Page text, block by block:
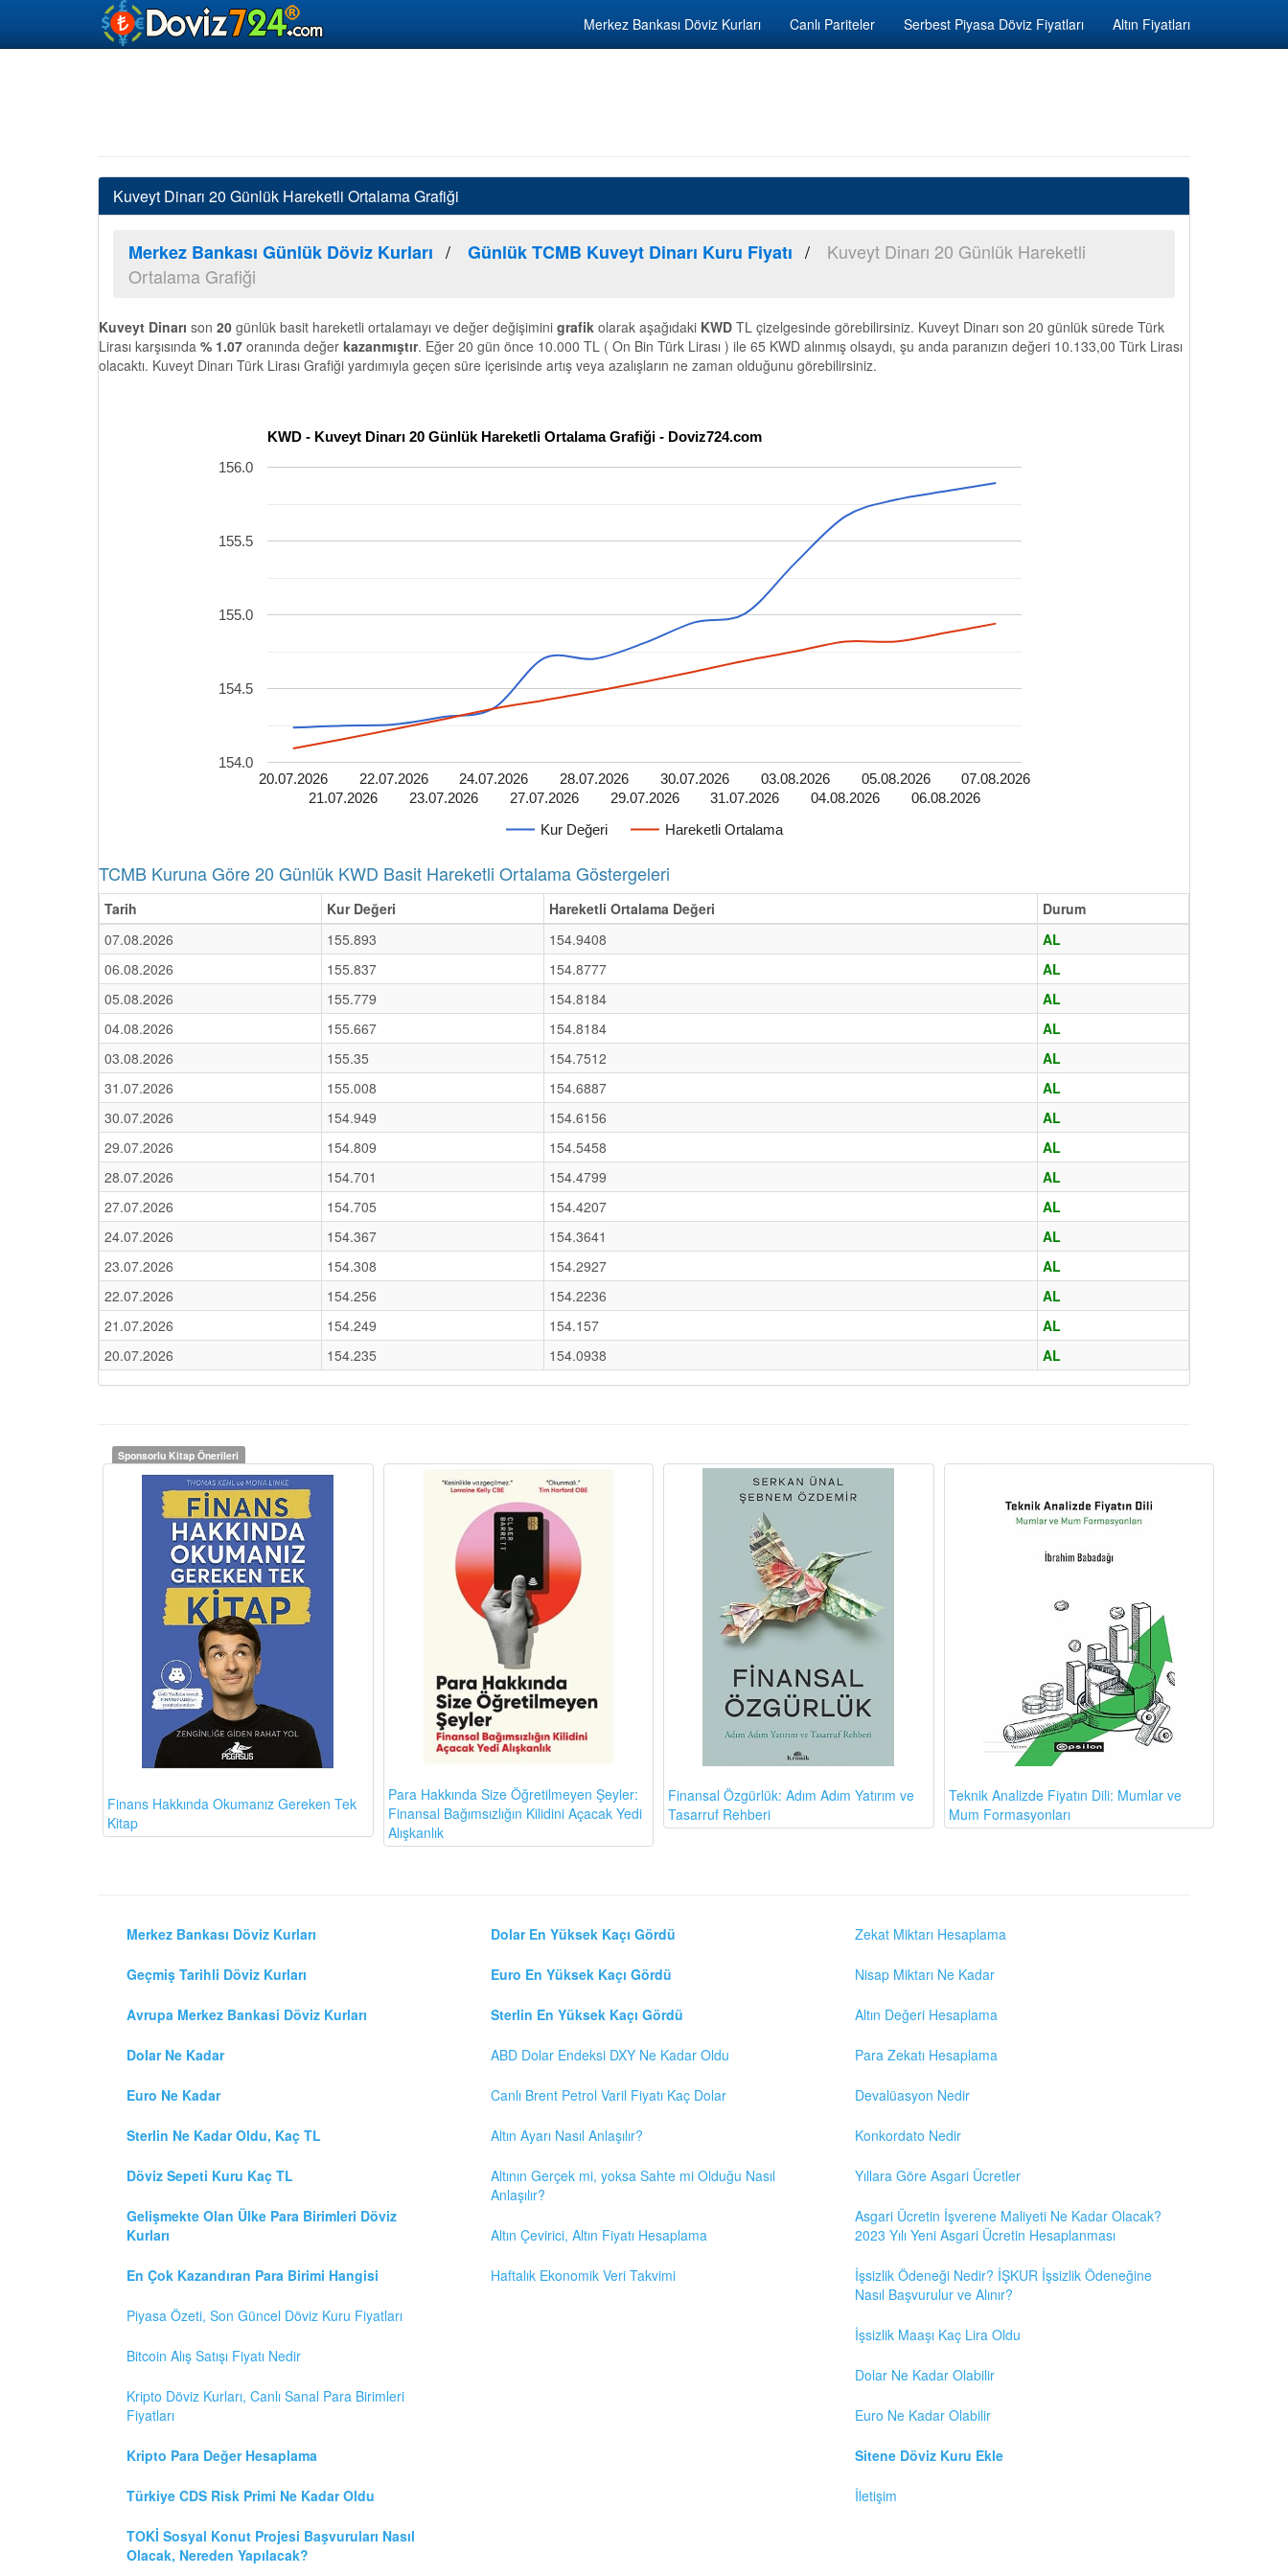
Merkez Bankası Döviz Kurları Canlı Pariteler Serbest Piyasa Döviz Fiyatları Altın Fiyatları
Kuveyt Dinarı 20 Günlük Hareketli Ortalama Grafiği
Merkez Bankası Günlük Döviz Kurları Günlük TCMB Kuveyt Dinarı Kuru Fiyatı
Kuveyt Dinarı 20 Günlük Hareketli
Ortalama Grafiği
Kuveyt Dinarı son 20 günlük basit hareketli ortalamayı ve değer değişimini grafik olarak aşağıdaki KWD TL çizelgesinde görebilirsiniz. Kuveyt Dinarı son 20 günlük sürede Türk
Lirası karşısında % 1.07 oranında değer kazanmıştır. Eğer 20 gün önce 10.000 TL ( On Bin Türk Lirası ) ile 65 KWD alınmış olsaydı, şu anda paranızın değeri 10.133,00 Türk Lirası
olacaktı. Kuveyt Dinarı Türk Lirası Grafiği yardımıyla geçen süre içerisinde artış veya azalışların ne zaman olduğunu görebilirsiniz.
KWD - Kuveyt Dinarı 20 Günlük Hareketli Ortalama Grafiği - Doviz724.com
Kur Değeri Hareketli Ortalama
20.07.2026
21.07.2026
22.07.2026
23.07.2026
24.07.2026
27.07.2026
28.07.2026
29.07.2026
30.07.2026
31.07.2026
03.08.2026
04.08.2026
05.08.2026
06.08.2026
07.08.2026
154.0
154.5
155.0
155.5
156.0
TCMB Kuruna Göre 20 Günlük KWD Basit Hareketli Ortalama Göstergeleri
Tarih Kur Değeri Hareketli Ortalama Değeri
Durum
07.08.2026
155.893 154.9408
AL
06.08.2026
155.837 154.8777
AL
05.08.2026
155.779 154.8184
AL
04.08.2026
155.667 154.8184
AL
03.08.2026
155.35 154.7512
AL
31.07.2026
155.008 154.6887
AL
30.07.2026
154.949 154.6156
AL
29.07.2026
154.809 154.5458
AL
28.07.2026
154.701 154.4799
AL
27.07.2026
154.705 154.4207
AL
24.07.2026
154.367 154.3641
AL
23.07.2026
154.308 154.2927
AL
22.07.2026
154.256 154.2236
AL
21.07.2026
154.249 154.157
AL
20.07.2026
154.235 154.0938 AL
Sponsorlu Kitap Önerileri
Finans Hakkında Okumanız Gereken Tek
Kitap
Para Hakkında Size Öğretilmeyen Şeyler:
Finansal Bağımsızlığın Kilidini Açacak Yedi
Alışkanlık
Finansal Özgürlük: Adım Adım Yatırım ve
Tasarruf Rehberi
Teknik Analizde Fiyatın Dili: Mumlar ve
Mum Formasyonları
Merkez Bankası Döviz Kurları
Geçmiş Tarihli Döviz Kurları
Avrupa Merkez Bankasi Döviz Kurları
Dolar Ne Kadar
Euro Ne Kadar
Sterlin Ne Kadar Oldu, Kaç TL
Döviz Sepeti Kuru Kaç TL
Gelişmekte Olan Ülke Para Birimleri Döviz
Kurları
En Çok Kazandıran Para Birimi Hangisi
Piyasa Özeti, Son Güncel Döviz Kuru Fiyatları
Bitcoin Alış Satışı Fiyatı Nedir
Kripto Döviz Kurları, Canlı Sanal Para Birimleri
Fiyatları
Kripto Para Değer Hesaplama
Türkiye CDS Risk Primi Ne Kadar Oldu
TOKİ Sosyal Konut Projesi Başvuruları Nasıl
Olacak, Nereden Yapılacak?
Dolar En Yüksek Kaçı Gördü
Euro En Yüksek Kaçı Gördü
Sterlin En Yüksek Kaçı Gördü
ABD Dolar Endeksi DXY Ne Kadar Oldu
Canlı Brent Petrol Varil Fiyatı Kaç Dolar
Altın Ayarı Nasıl Anlaşılır?
Altının Gerçek mi, yoksa Sahte mi Olduğu Nasıl
Anlaşılır?
Altın Çevirici, Altın Fiyatı Hesaplama
Haftalık Ekonomik Veri Takvimi
Zekat Miktarı Hesaplama
Nisap Miktarı Ne Kadar
Altın Değeri Hesaplama
Para Zekatı Hesaplama
Devalüasyon Nedir
Konkordato Nedir
Yıllara Göre Asgari Ücretler
Asgari Ücretin İşverene Maliyeti Ne Kadar Olacak?
2023 Yılı Yeni Asgari Ücretin Hesaplanması
İşsizlik Ödeneği Nedir? İŞKUR İşsizlik Ödeneğine
Nasıl Başvurulur ve Alınır?
İşsizlik Maaşı Kaç Lira Oldu
Dolar Ne Kadar Olabilir
Euro Ne Kadar Olabilir
Sitene Döviz Kuru Ekle
İletişim